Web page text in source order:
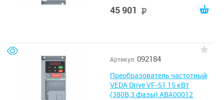
45 901
Артикул: 092184
Преобразователь частотный
VEDA Drive VF-51 15 кВт
(380В,3 фазы) ABA00012